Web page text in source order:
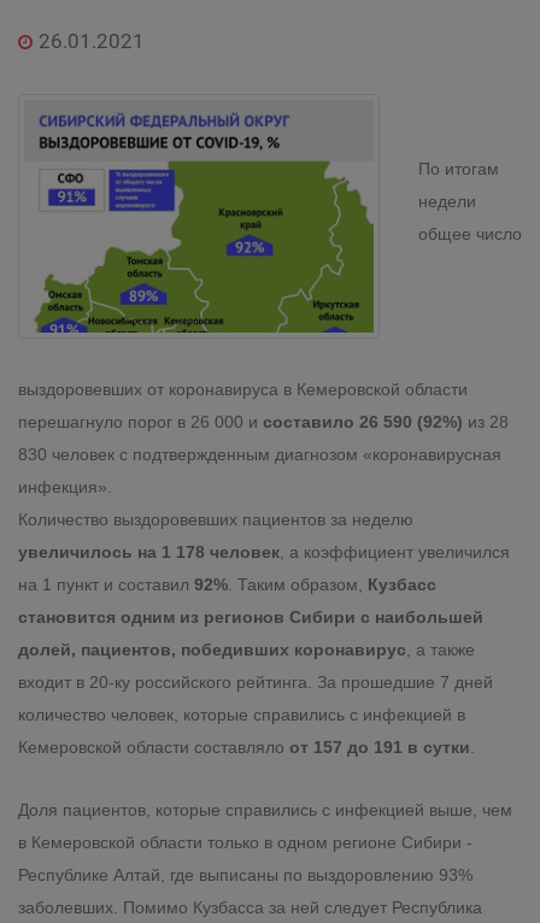
26.01.2021
По итогам
недели
общее число
выздоровевших от коронавируса в Кемеровской области
перешагнуло порог в 26 000 и составило 26 590 (92%) из 28
830 человек с подтвержденным диагнозом «коронавирусная
инфекция».
Количество выздоровевших пациентов за неделю
увеличилось на 1 178 человек , а коэффициент увеличился
на 1 пункт и составил 92% . Таким образом, Кузбасс
становится одним из регионов Сибири с наибольшей
долей, пациентов, победивших коронавирус , а также
входит в 20-ку российского рейтинга. За прошедшие 7 дней
количество человек, которые справились с инфекцией в
Кемеровской области составляло от 157 до 191 в сутки
Доля пациентов, которые справились с инфекцией выше, чем
в Кемеровской области только в одном регионе Сибири -
Республике Алтай, где выписаны по выздоровлению 93%
заболевших. Помимо Кузбасса за ней следует Республика